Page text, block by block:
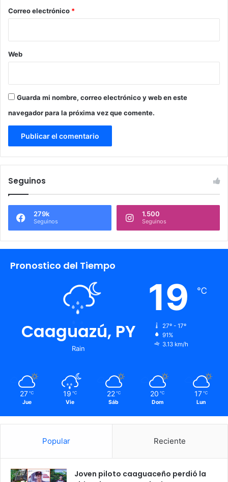
*
Correo electrónico *
Web
Guarda mi nombre, correo electrónico y web en este
navegador para la próxima vez que comente.
Seguinos
279k
Seguinos
1.500
Seguinos
Pronostico del Tiempo
Caaguazú, PY
Rain
19 ℃
27º - 17º
91%
3.13 km/h
27 ℃
Jue
19 ℃
Vie
22 ℃
Sáb
20 ℃
Dom
17 ℃
Lun
Popular Reciente
Joven piloto caaguaceño perdió la